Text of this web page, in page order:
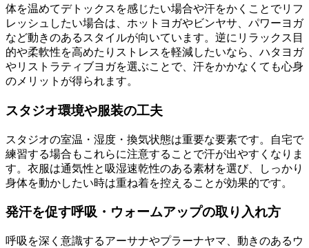
体を温めてデトックスを感じたい場合や汗をかくことでリフ
レッシュしたい場合は、ホットヨガやビンヤサ、パワーヨガ
など動きのあるスタイルが向いています。逆にリラックス目
的や柔軟性を高めたりストレスを軽減したいなら、ハタヨガ
やリストラティブヨガを選ぶことで、汗をかかなくても心身
のメリットが得られます。
スタジオ環境や服装の工夫
スタジオの室温・湿度・換気状態は重要な要素です。自宅で
練習する場合もこれらに注意することで汗が出やすくなりま
す。衣服は通気性と吸湿速乾性のある素材を選び、しっかり
身体を動かしたい時は重ね着を控えることが効果的です。
発汗を促す呼吸・ウォームアップの取り入れ方
呼吸を深く意識するアーサナやプラーナヤマ、動きのあるウ